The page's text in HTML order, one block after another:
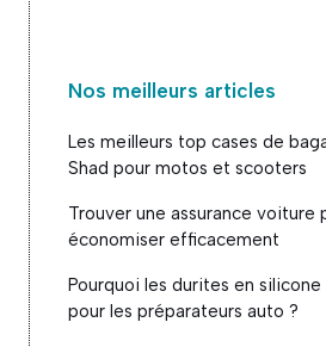
Nos meilleurs articles
Les meilleurs top cases de
Shad pour motos et scooters
Trouver une assurance voiture
économiser efficacement
Pourquoi les durites en
pour les préparateurs auto ?